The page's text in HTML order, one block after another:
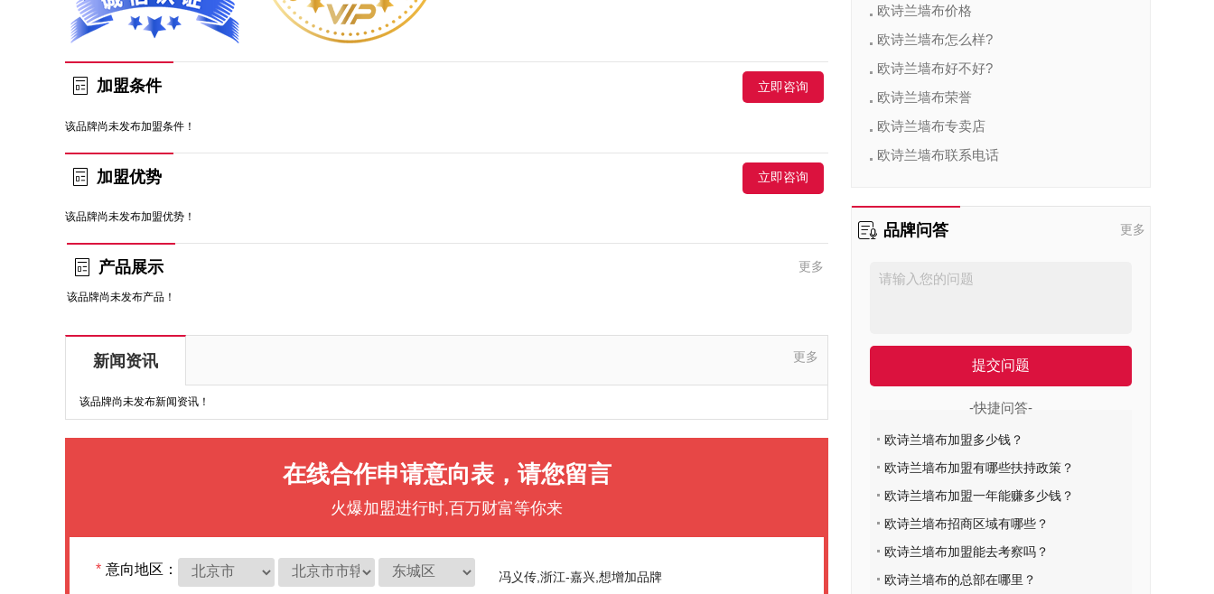
加盟条件 立即咨询
该品牌尚未发布加盟条件！
加盟优势 立即咨询
该品牌尚未发布加盟优势！
产品展示 更多
该品牌尚未发布产品！
新闻资讯 更多
该品牌尚未发布新闻资讯！
在线合作申请意向表，请您留言
火爆加盟进行时,百万财富等你来
* 意向地区：
李女士,河北-沧州,店面80多平米，做的定制+木门，想找附近的品牌咨询
刘女士,江西-宜春,目前做全屋定制，想找合适的木门牌代理。可以直接加微信
赵先生,山西-大同,设计工作室，找厂家合作。觉得慕友的产品质量不错。
来苗苗,山西-长治,新开的店，大概90平米，找合适的品牌
张女士,湖南-长沙,想代理木门品牌
乔国军,山西-运城,以前做的别的项目，现在想做木门，找合适的厂家。手机号是微信号
欧诗兰墙布价格
欧诗兰墙布怎么样?
欧诗兰墙布好不好?
欧诗兰墙布荣誉
欧诗兰墙布专卖店
欧诗兰墙布联系电话
品牌问答 更多
提交问题
-快捷问答-
欧诗兰墙布加盟多少钱？
欧诗兰墙布加盟有哪些扶持政策？
欧诗兰墙布加盟一年能赚多少钱？
欧诗兰墙布招商区域有哪些？
欧诗兰墙布加盟能去考察吗？
欧诗兰墙布的总部在哪里？